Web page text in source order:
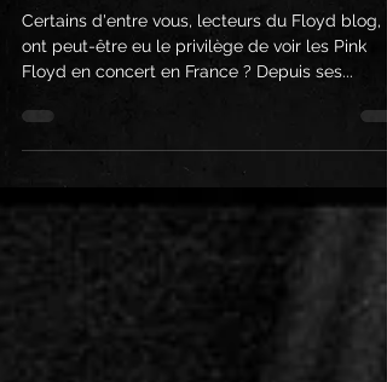
une histoire de musique et de
légende
ont peut-être eu le privilège de voir les Pink
Floyd en concert en France ? Depuis ses...